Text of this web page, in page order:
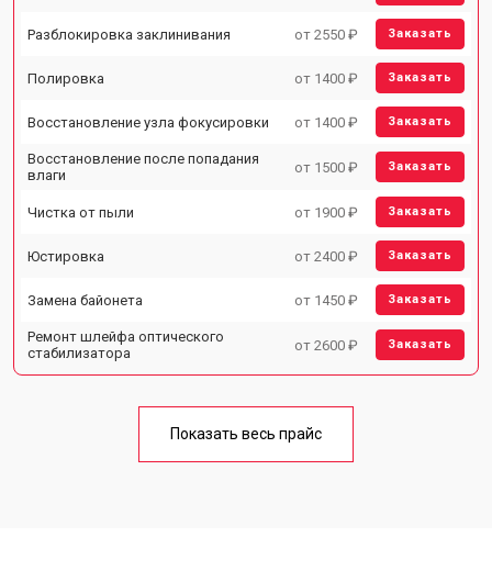
Разблокировка заклинивания от 2550 ₽ Заказать
Полировка от 1400 ₽ Заказать
Восстановление узла фокусировки от 1400 ₽ Заказать
Восстановление после попадания
влаги
от 1500 ₽ Заказать
Чистка от пыли от 1900 ₽ Заказать
Юстировка от 2400 ₽ Заказать
Замена байонета от 1450 ₽ Заказать
Ремонт шлейфа оптического
стабилизатора
от 2600 ₽ Заказать
Показать весь прайс